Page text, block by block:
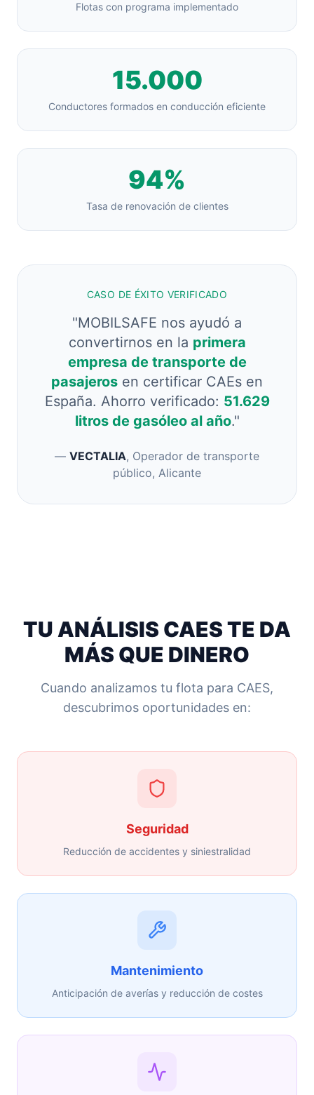
Flotas con programa implementado
15.000
Conductores formados en conducción eficiente
94%
Tasa de renovación de clientes
CASO DE ÉXITO VERIFICADO
"MOBILSAFE nos ayudó a
convertirnos en la primera
empresa de transporte de
pasajeros en certificar CAEs en
España. Ahorro verificado: 51.629
litros de gasóleo al año."
— VECTALIA, Operador de transporte
público, Alicante
TU ANÁLISIS CAES TE DA
MÁS QUE DINERO
Cuando analizamos tu flota para CAES,
descubrimos oportunidades en:
Seguridad
Reducción de accidentes y siniestralidad
Mantenimiento
Anticipación de averías y reducción de costes